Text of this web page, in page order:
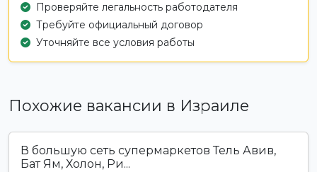
Проверяйте легальность работодателя
Требуйте официальный договор
Уточняйте все условия работы
Похожие вакансии в Израиле
В большую сеть супермаркетов Тель Авив,
Бат Ям, Холон, Ри...